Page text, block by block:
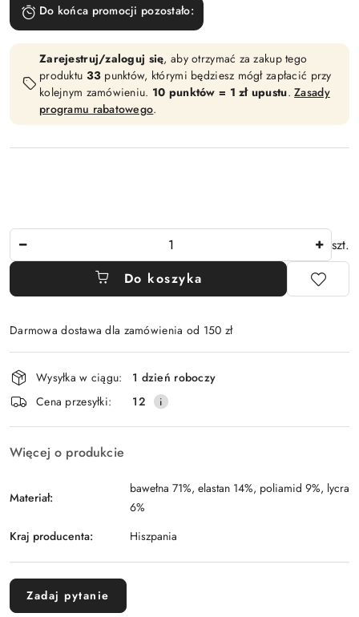
Do końca promocji pozostało:
Zarejestruj/zaloguj się, aby otrzymać za zakup tego
produktu 33 punktów, którymi będziesz mógł zapłacić przy
kolejnym zamówieniu. 10 punktów = 1 zł upustu.Zasady
programu rabatowego.
szt.
Do koszyka
Darmowa dostawa dla zamówienia od 150 zł
Dostępność
i
dostawa
Wysyłka w ciągu:
1 dzień roboczy
Cena przesyłki:
12
Więcej o produkcie
Materiał:
bawełna 71%, elastan 14%, poliamid 9%, lycra
6%
Kraj producenta:
Hiszpania
Zadaj pytanie